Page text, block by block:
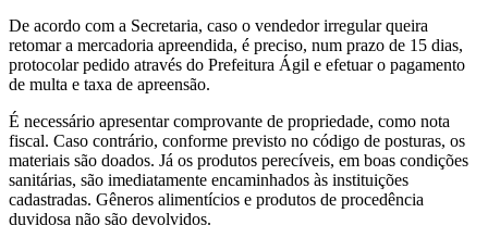
De acordo com a Secretaria, caso o vendedor irregular queira
retomar a mercadoria apreendida, é preciso, num prazo de 15 dias,
protocolar pedido através do Prefeitura Ágil e efetuar o pagamento
de multa e taxa de apreensão.
É necessário apresentar comprovante de propriedade, como nota
fiscal. Caso contrário, conforme previsto no código de posturas, os
materiais são doados. Já os produtos perecíveis, em boas condições
sanitárias, são imediatamente encaminhados às instituições
cadastradas. Gêneros alimentícios e produtos de procedência
duvidosa não são devolvidos.